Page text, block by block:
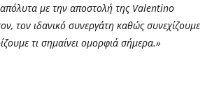
απόλυτα με την αποστολή της Valentino
τον ιδανικό συνεργάτη καθώς συνεχίζουμε
τι σημαίνει ομορφιά σήμερα.»